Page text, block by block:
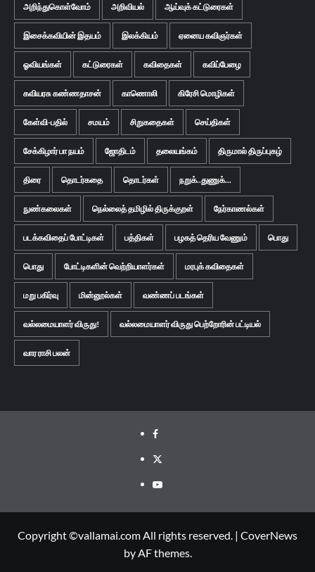
அறிந்துகொள்வோம் அறிவியல் ஆய்வுக் கட்டுரைகள்
இசைக்கவியின் இதயம் இலக்கியம் ஏனைய கவிஞர்கள்
ஓவியங்கள் கட்டுரைகள் கவிதைகள் கவிப்பேழை
கவியரசு கண்ணதாசன் காணொலி கிரேசி மொழிகள்
கேள்வி-பதில் சமயம் சிறுகதைகள் செய்திகள்
சேக்கிழார் பா நயம் ஜோதிடம் தலையங்கம் திருமால் திருப்புகழ்
திரை தொடர்கதை தொடர்கள் நறுக்..துணுக்...
நுண்கலைகள் நெல்லைத் தமிழில் திருக்குறள் நேர்காணல்கள்
படக்கவிதைப் போட்டிகள் பத்திகள் பழகத் தெரிய வேணும் பொது
பொது போட்டிகளின் வெற்றியாளர்கள் மரபுக் கவிதைகள்
மறு பகிர்வு மின்னூல்கள் வண்ணப் படங்கள்
வல்லமையாளர் விருது! வல்லமையாளர் விருது பெற்றோரின் பட்டியல்
வார ராசி பலன்
Facebook
Twitter
Youtube
Copyright ©vallamai.com All rights reserved. | CoverNews
by AF themes.